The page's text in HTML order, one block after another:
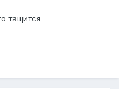
тащится